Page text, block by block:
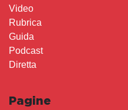
Video
Rubrica
Guida
Podcast
Diretta
Pagine